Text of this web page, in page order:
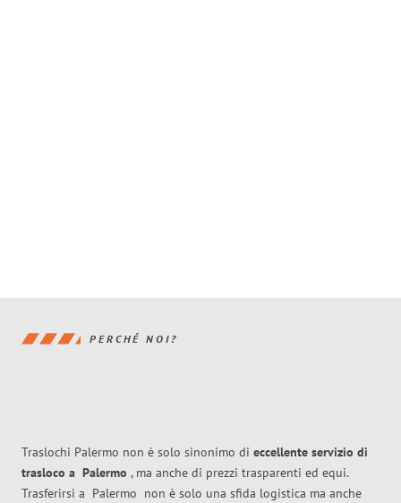
PERCHÉ NOI?
Traslochi Palermo non è solo sinonimo di eccellente servizio di
trasloco a Palermo , ma anche di prezzi trasparenti ed equi.
Trasferirsi a Palermo non è solo una sfida logistica ma anche